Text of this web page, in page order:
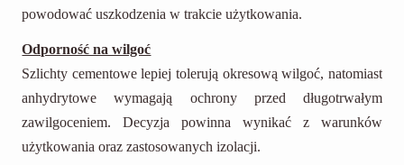
powodować uszkodzenia w trakcie użytkowania.
Odporność na wilgoć
Szlichty cementowe lepiej tolerują okresową wilgoć, natomiast
anhydrytowe wymagają ochrony przed długotrwałym
zawilgoceniem. Decyzja powinna wynikać z warunków
użytkowania oraz zastosowanych izolacji.